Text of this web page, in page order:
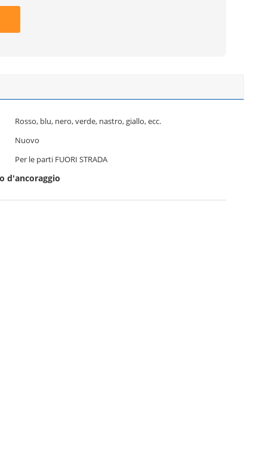
Rosso, blu, nero, verde, nastro, giallo, ecc.
Nuovo
Per le parti FUORI STRADA
d'ancoraggio